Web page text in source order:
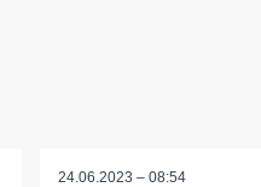
24.06.2023 – 08:54